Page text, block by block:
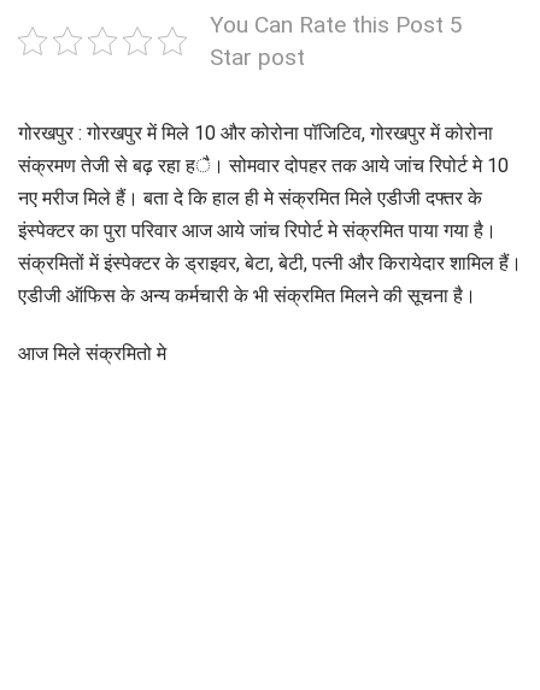
You Can Rate this Post 5
Star post
गोरखपुर : गोरखपुर में मिले 10 और कोरोना पॉजिटिव, गोरखपुर में कोरोना
संक्रमण तेजी से बढ़ रहा है। सोमवार दोपहर तक आये जांच रिपोर्ट मे 10
नए मरीज मिले हैं। बता दे कि हाल ही मे संक्रमित मिले एडीजी दफ्तर के
इंस्पेक्टर का पुरा परिवार आज आये जांच रिपोर्ट मे संक्रमित पाया गया है।
संक्रमितों में इंस्पेक्टर के ड्राइवर, बेटा, बेटी, पत्नी और किरायेदार शामिल हैं।
एडीजी ऑफिस के अन्‍य कर्मचारी के भी संक्रमित मिलने की सूचना है।
आज मिले संक्रमितो मे